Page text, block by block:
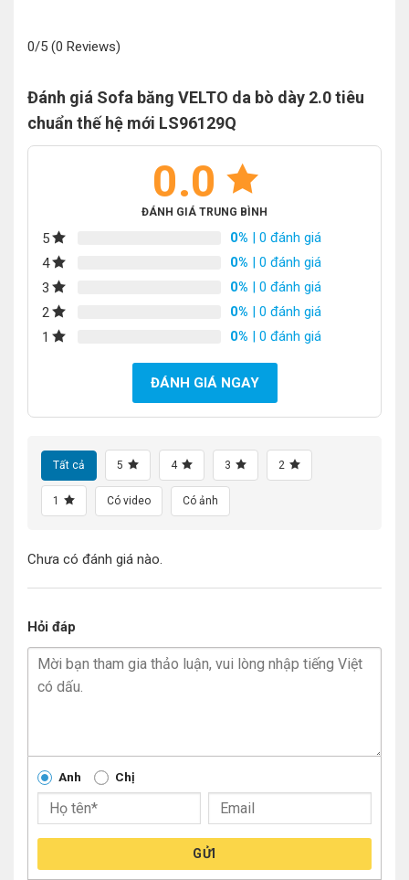
0/5 (0 Reviews)
Đánh giá Sofa băng VELTO da bò dày 2.0 tiêu
chuẩn thế hệ mới LS96129Q
0.0
ĐÁNH GIÁ TRUNG BÌNH
5 0% | 0 đánh giá
4
0% | 0 đánh giá
3
0% | 0 đánh giá
2
0% | 0 đánh giá
1
0% | 0 đánh giá
ĐÁNH GIÁ NGAY
Tất cả 5 4 3 2
1 Có video Có ảnh
Chưa có đánh giá nào.
Hỏi đáp
Anh Chị
GỬI